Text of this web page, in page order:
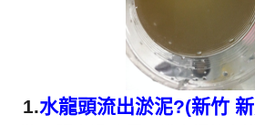
1.水龍頭流出淤泥?(新竹